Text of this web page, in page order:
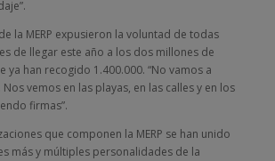
la MERP expusieron la voluntad de todas
de llegar este año a los dos millones de
ya han recogido 1.400.000. “No vamos a
vemos en las playas, en las calles y en los
firmas”.
que componen la MERP se han unido
más y múltiples personalidades de la